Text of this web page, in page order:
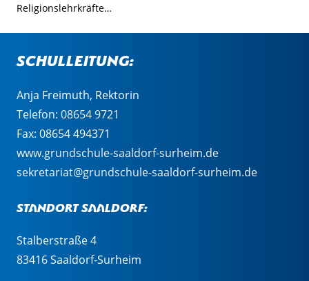
Religionslehrkräfte…
Schulleitung:
Anja Freimuth, Rektorin
Telefon: 08654 9721
Fax: 08654 494371
www.grundschule-saaldorf-surheim.de
sekretariat@grundschule-saaldorf-surheim.de
Standort Saaldorf:
Stalberstraße 4
83416 Saaldorf-Surheim